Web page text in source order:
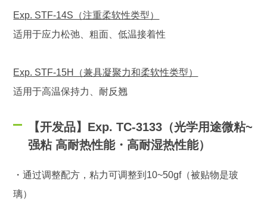
Exp. STF-14S（注重柔软性类型）
适用于应力松弛、粗面、低温接着性
Exp. STF-15H（兼具凝聚力和柔软性类型）
适用于高温保持力、耐反翘
【开发品】Exp. TC-3133（光学用途微粘~
强粘 高耐热性能・高耐湿热性能）
・通过调整配方，粘力可调整到10~50gf（被贴物是玻
璃）